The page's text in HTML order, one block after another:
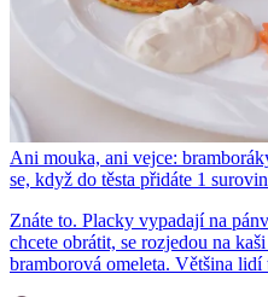
Ani mouka, ani vejce:
se, když do těsta přidáte 1
Znáte to. Placky vypadají na
chcete obrátit, se rozjedou na
bramborová omeleta. Většina lidí